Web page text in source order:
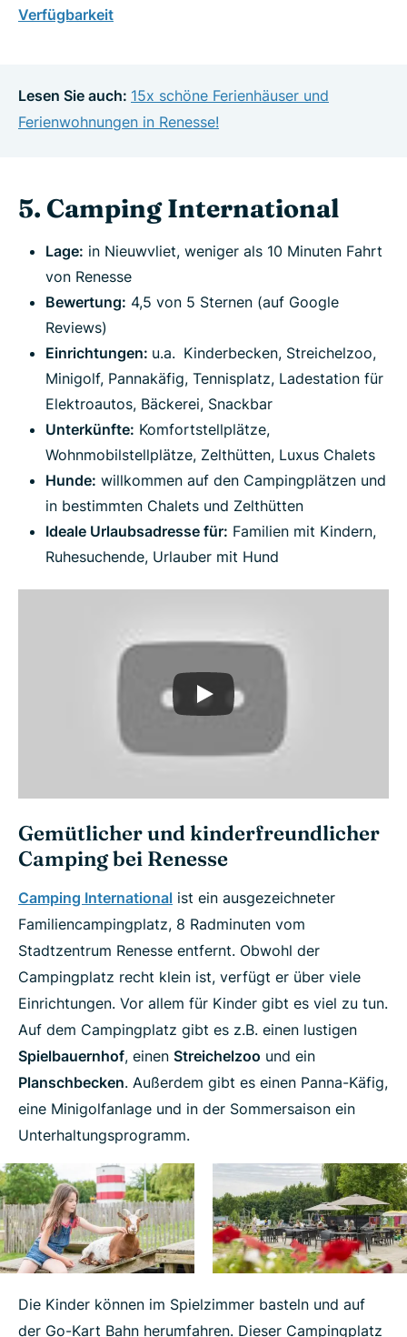
Verfügbarkeit
Lesen Sie auch: 15x schöne Ferienhäuser und
Ferienwohnungen in Renesse!
5. Camping International
Lage: in Nieuwvliet, weniger als 10 Minuten Fahrt
von Renesse
Bewertung: 4,5 von 5 Sternen (auf Google
Reviews)
Einrichtungen: u.a. Kinderbecken, Streichelzoo,
Minigolf, Pannakäfig, Tennisplatz, Ladestation für
Elektroautos, Bäckerei, Snackbar
Unterkünfte: Komfortstellplätze,
Wohnmobilstellplätze, Zelthütten, Luxus Chalets
Hunde: willkommen auf den Campingplätzen und
in bestimmten Chalets und Zelthütten
Ideale Urlaubsadresse für: Familien mit Kindern,
Ruhesuchende, Urlauber mit Hund
Gemütlicher und kinderfreundlicher
Camping bei Renesse
Camping International ist ein ausgezeichneter
Familiencampingplatz, 8 Radminuten vom
Stadtzentrum Renesse entfernt. Obwohl der
Campingplatz recht klein ist, verfügt er über viele
Einrichtungen. Vor allem für Kinder gibt es viel zu tun.
Auf dem Campingplatz gibt es z.B. einen lustigen
Spielbauernhof, einen Streichelzoo und ein
Planschbecken. Außerdem gibt es einen Panna-Käfig,
eine Minigolfanlage und in der Sommersaison ein
Unterhaltungsprogramm.
Die Kinder können im Spielzimmer basteln und auf
der Go-Kart Bahn herumfahren. Dieser Campingplatz